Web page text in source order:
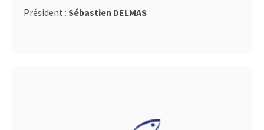
Président : Sébastien DELMAS